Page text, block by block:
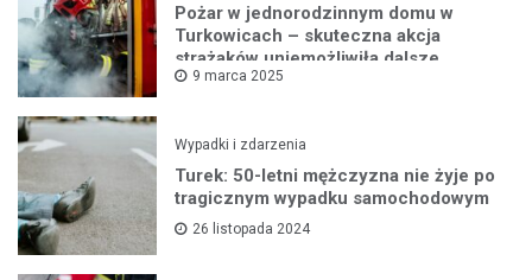
Pożar w jednorodzinnym domu w
Turkowicach – skuteczna akcja
strażaków uniemożliwiła dalsze
rozprzestrzenianie się ognia
9 marca 2025
Wypadki i zdarzenia
Turek: 50-letni mężczyzna nie żyje po
tragicznym wypadku samochodowym
26 listopada 2024